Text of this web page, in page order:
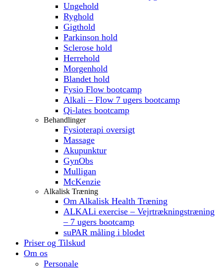
Ungehold
Ryghold
Gigthold
Parkinson hold
Sclerose hold
Herrehold
Morgenhold
Blandet hold
Fysio Flow bootcamp
Alkali – Flow 7 ugers bootcamp
Qi-lates bootcamp
Behandlinger
Fysioterapi oversigt
Massage
Akupunktur
GynObs
Mulligan
McKenzie
Alkalisk Træning
Om Alkalisk Health Træning
ALKALi exercise – Vejrtrækningstræning
– 7 ugers bootcamp
suPAR måling i blodet
Priser og Tilskud
Om os
Personale